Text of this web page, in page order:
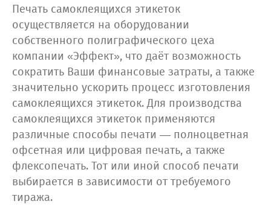
Печать самоклеящихся этикеток
осуществляется на оборудовании
собственного полиграфического цеха
компании «Эффект», что даёт возможность
сократить Ваши финансовые затраты, а также
значительно ускорить процесс изготовления
самоклеящихся этикеток. Для производства
самоклеящихся этикеток применяются
различные способы печати — полноцветная
офсетная или цифровая печать, а также
флексопечать. Тот или иной способ печати
выбирается в зависимости от требуемого
тиража.